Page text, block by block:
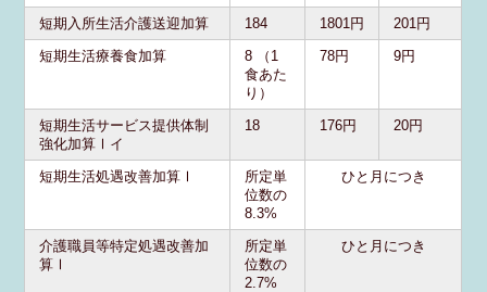
短期入所生活介護送迎加算 184 1801円
201円
短期生活療養食加算
8 （1
食あた
り）
78円 9円
短期生活サービス提供体制
強化加算Ⅰイ
18 176円 20円
短期生活処遇改善加算Ⅰ
所定単
位数の
8.3%
ひと月につき
介護職員等特定処遇改善加
算Ⅰ
所定単
位数の
2.7%
ひと月につき